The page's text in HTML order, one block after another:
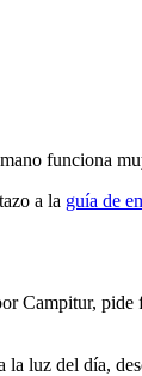
funciona
a la guía de
Campitur,
luz del día,